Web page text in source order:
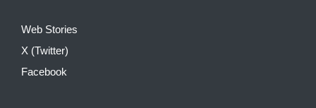
Web Stories
X (Twitter)
Facebook